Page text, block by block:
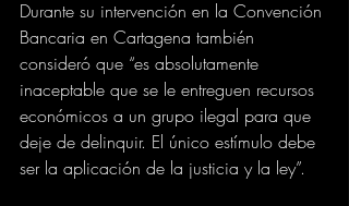
Durante su intervención en la Convención
Bancaria en Cartagena también
consideró que “es absolutamente
inaceptable que se le entreguen recursos
económicos a un grupo ilegal para que
deje de delinquir. El único estímulo debe
ser la aplicación de la justicia y la ley”.